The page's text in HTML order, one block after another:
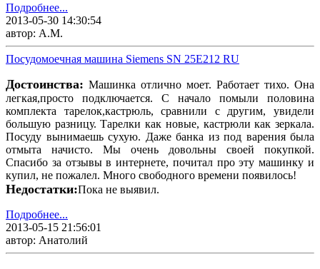
Подробнее...
2013-05-30 14:30:54
автор: А.М.
Посудомоечная машина Siemens SN 25E212 RU
Достоинства: Машинка отлично моет. Работает тихо. Она
легкая,просто подключается. С начало помыли половина
комплекта тарелок,кастрюль, сравнили с другим, увидели
большую разницу. Тарелки как новые, кастрюли как зеркала.
Посуду вынимаешь сухую. Даже банка из под варения была
отмыта начисто. Мы очень довольны своей покупкой.
Спасибо за отзывы в интернете, почитал про эту машинку и
купил, не пожалел. Много свободного времени появилось!
Недостатки:Пока не выявил.
Подробнее...
2013-05-15 21:56:01
автор: Анатолий